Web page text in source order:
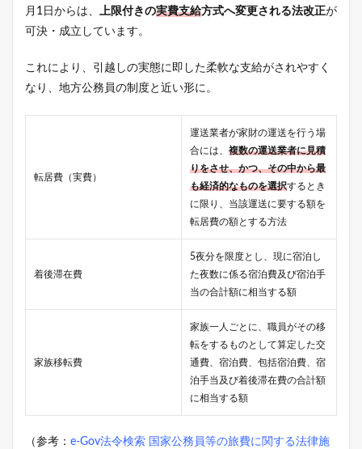
月1日からは、 上限付きの実費支給方式へ変更される法改正が
可決・成立しています。
これにより、引越しの実態に即した柔軟な支給がされやすく
なり、地方公務員の制度と近い形に。
転居費（実費）
運送業者が家財の運送を行う場
合には、 複数の運送業者に見積
りをさせ、かつ、その中から最
も経済的なものを選択するとき
に限り、当該運送に要する額を
転居費の額とする方法
着後滞在費
5夜分を限度とし、現に宿泊し
た夜数に係る宿泊費及び宿泊手
当の合計額に相当する額
家族移転費
家族一人ごとに、職員がその移
転をするものとして算定した交
通費、宿泊費、包括宿泊費、宿
泊手当及び着後滞在費の合計額
に相当する額
（参考： e-Gov法令検索 国家公務員等の旅費に関する法律施